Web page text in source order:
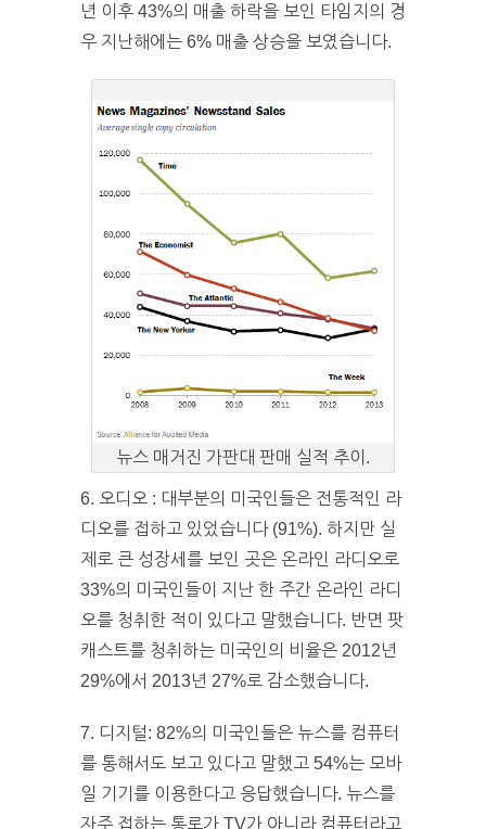
년 이후 43%의 매출 하락을 보인 타임지의 경
우 지난해에는 6% 매출 상승을 보였습니다.
뉴스 매거진 가판대 판매 실적 추이.
6. 오디오 : 대부분의 미국인들은 전통적인 라
디오를 접하고 있었습니다 (91%). 하지만 실
제로 큰 성장세를 보인 곳은 온라인 라디오로
33%의 미국인들이 지난 한 주간 온라인 라디
오를 청취한 적이 있다고 말했습니다. 반면 팟
캐스트를 청취하는 미국인의 비율은 2012년
29%에서 2013년 27%로 감소했습니다.
7. 디지털: 82%의 미국인들은 뉴스를 컴퓨터
를 통해서도 보고 있다고 말했고 54%는 모바
일 기기를 이용한다고 응답했습니다. 뉴스를
자주 접하는 통로가 TV가 아니라 컴퓨터라고